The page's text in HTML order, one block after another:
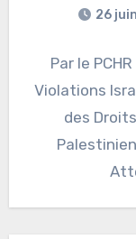
26
Par le
Violations
des